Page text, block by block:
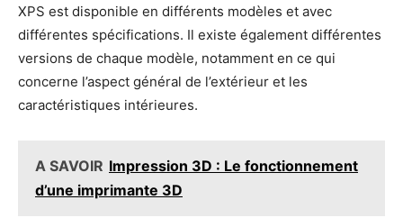
XPS est disponible en différents modèles et avec
différentes spécifications. Il existe également différentes
versions de chaque modèle, notamment en ce qui
concerne l’aspect général de l’extérieur et les
caractéristiques intérieures.
A SAVOIR Impression 3D : Le fonctionnement
d’une imprimante 3D